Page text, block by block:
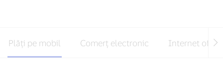
Plăți pe mobil Comerț electronic Internet of